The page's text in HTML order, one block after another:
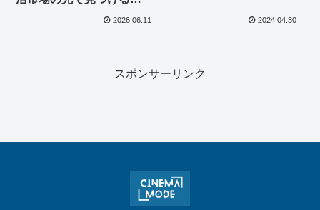
2026.06.11 2024.04.30
スポンサーリンク